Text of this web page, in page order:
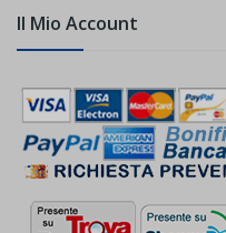
Il Mio Account